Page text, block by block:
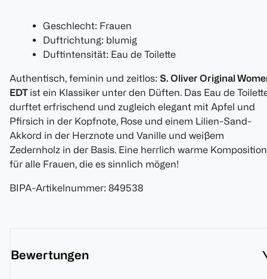
Geschlecht: Frauen
Duftrichtung: blumig
Duftintensität: Eau de Toilette
Authentisch, feminin und zeitlos: S. Oliver Original
EDT ist ein Klassiker unter den Düften. Das Eau de
durftet erfrischend und zugleich elegant mit Apfel und
Pfirsich in der Kopfnote, Rose und einem Lilien-Sand-
Akkord in der Herznote und Vanille und weißem
Zedernholz in der Basis. Eine herrlich warme Komposition
für alle Frauen, die es sinnlich mögen!
BIPA-Artikelnummer: 849538
Bewertungen